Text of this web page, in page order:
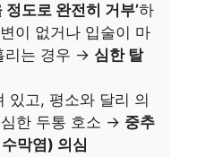
정도로 완전히 거부’하
이 없거나 입술이 마
리는 경우 → 심한 탈
있고, 평소와 달리 의
한 두통 호소 → 중추
막염) 의심